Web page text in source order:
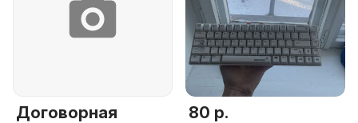
Договорная 80 р.